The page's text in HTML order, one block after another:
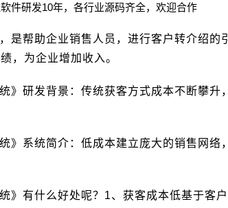
件研发10年，各行业源码齐全，欢迎合作
是帮助企业销售人员，进行客户转介绍的
，为企业增加收入。
》研发背景：传统获客方式成本不断攀升
》系统简介：低成本建立庞大的销售网络
》有什么好处呢？1、获客成本低基于客